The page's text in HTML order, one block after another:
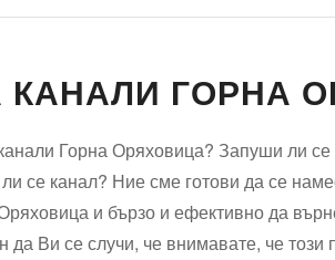
ГОРНА
Горна Оряховица? Запуши ли се
се канал? Ние сме готови да се
и бързо и ефективно да
Ви се случи, че внимавате, че този